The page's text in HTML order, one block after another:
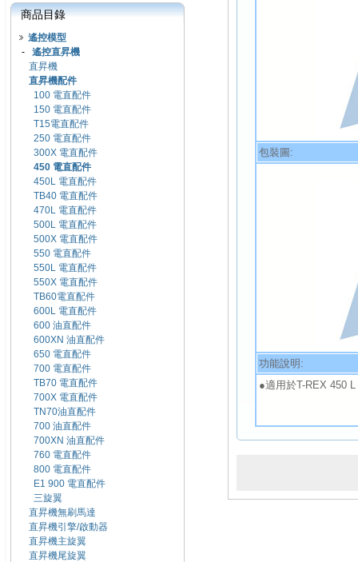
商品目錄
遙控模型
- 遙控直昇機
直昇機
直昇機配件
100 電直配件
150 電直配件
T15電直配件
250 電直配件
300X 電直配件
450 電直配件
450L 電直配件
TB40 電直配件
470L 電直配件
500L 電直配件
500X 電直配件
550 電直配件
550L 電直配件
550X 電直配件
TB60電直配件
600L 電直配件
600 油直配件
600XN 油直配件
650 電直配件
700 電直配件
TB70 電直配件
700X 電直配件
TN70油直配件
700 油直配件
700XN 油直配件
760 電直配件
800 電直配件
E1 900 電直配件
三旋翼
直昇機無刷馬達
直昇機引擎/啟動器
直昇機主旋翼
直昇機尾旋翼
包裝圖:
功能說明:
●適用於T-REX 450